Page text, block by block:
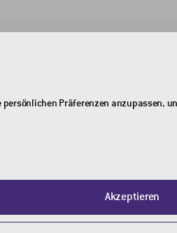
Präferenzen anzupassen,
Akzeptieren